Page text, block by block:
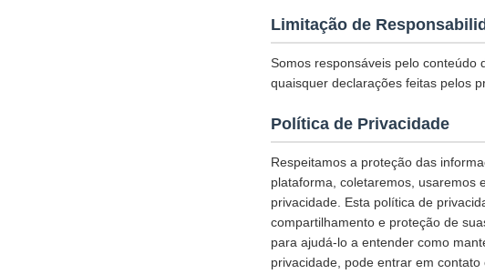
Limitação de
Somos responsáveis pelo conteúdo
quaisquer declarações feitas pelos
Política de Privacidade
Respeitamos a proteção das
plataforma, coletaremos, usaremos
privacidade. Esta política de
compartilhamento e proteção de
para ajudá-lo a entender como
privacidade, pode entrar em